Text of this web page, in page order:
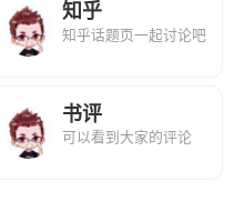
知乎
知乎话题页一起讨论吧
书评
可以看到大家的评论